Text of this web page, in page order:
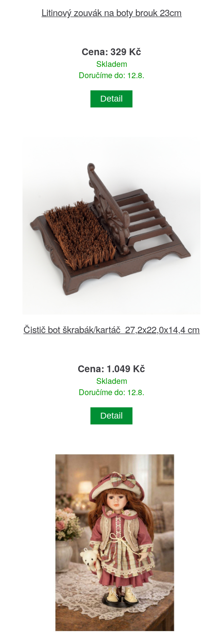
Litinový zouvák na boty brouk 23cm
Cena: 329 Kč
Skladem
Doručíme do: 12.8.
Detail
Čistič bot škrabák/kartáč 27,2x22,0x14,4 cm
Cena: 1.049 Kč
Skladem
Doručíme do: 12.8.
Detail